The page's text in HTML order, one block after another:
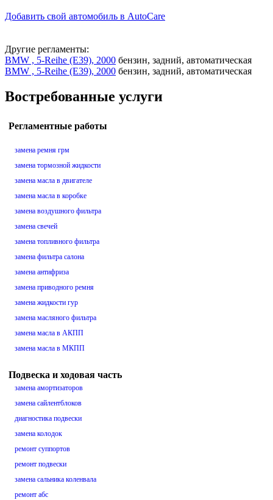
Добавить свой автомобиль в AutoCare
Другие регламенты:
BMW , 5-Reihe (E39), 2000 бензин, задний, автоматическая
BMW , 5-Reihe (E39), 2000 бензин, задний, автоматическая
Востребованные услуги
Регламентные работы
замена ремня грм
замена тормозной жидкости
замена масла в двигателе
замена масла в коробке
замена воздушного фильтра
замена свечей
замена топливного фильтра
замена фильтра салона
замена антифриза
замена приводного ремня
замена жидкости гур
замена масляного фильтра
замена масла в АКПП
замена масла в МКПП
Подвеска и ходовая часть
замена амортизаторов
замена сайлентблоков
диагностика подвески
замена колодок
ремонт суппортов
ремонт подвески
замена сальника коленвала
ремонт абс